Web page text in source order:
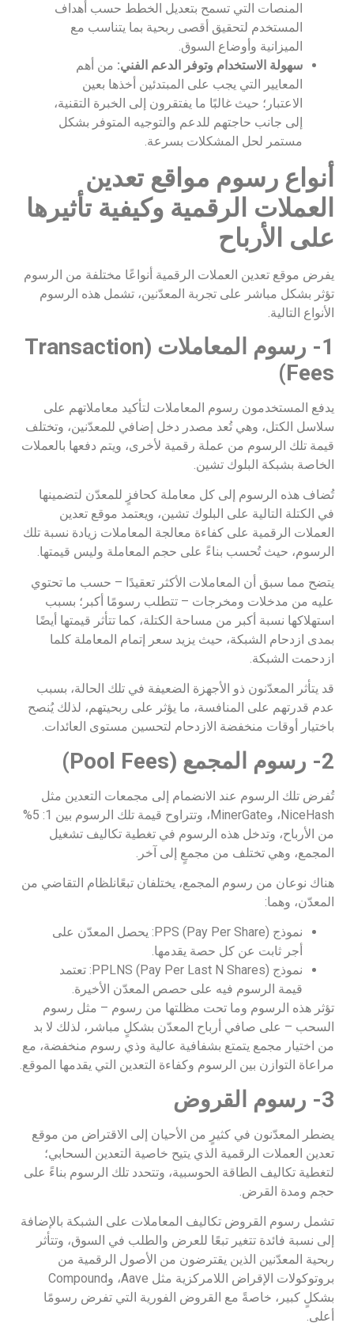
المنصات التي تسمح بتعديل الخطط حسب أهداف
المستخدم لتحقيق أقصى ربحية بما يتناسب مع
الميزانية وأوضاع السوق.
سهولة الاستخدام وتوفر الدعم الفني: من أهم
المعايير التي يجب على المبتدئين أخذها بعين
الاعتبار؛ حيث غالبًا ما يفتقرون إلى الخبرة التقنية،
إلى جانب حاجتهم للدعم والتوجيه المتوفر بشكل
مستمر لحل المشكلات بسرعة.
أنواع رسوم مواقع تعدين
العملات الرقمية وكيفية تأثيرها
على الأرباح
يفرض موقع تعدين العملات الرقمية أنواعًا مختلفة من الرسوم
تؤثر بشكل مباشر على تجربة المعدّنين، تشمل هذه الرسوم
الأنواع التالية.
1- رسوم المعاملات (Transaction
Fees)
يدفع المستخدمون رسوم المعاملات لتأكيد معاملاتهم على
سلاسل الكتل، وهي تُعد مصدر دخل إضافي للمعدّنين، وتختلف
قيمة تلك الرسوم من عملة رقمية لأخرى، ويتم دفعها بالعملات
الخاصة بشبكة البلوك تشين.
تُضاف هذه الرسوم إلى كل معاملة كحافزٍ للمعدّن لتضمينها
في الكتلة التالية على البلوك تشين، ويعتمد موقع تعدين
العملات الرقمية على كفاءة معالجة المعاملات زيادة نسبة تلك
الرسوم، حيث تُحسب بناءً على حجم المعاملة وليس قيمتها.
يتضح مما سبق أن المعاملات الأكثر تعقيدًا – حسب ما تحتوي
عليه من مدخلات ومخرجات – تتطلب رسومًا أكبر؛ بسبب
استهلاكها نسبة أكبر من مساحة الكتلة، كما تتأثر قيمتها أيضًا
بمدى ازدحام الشبكة، حيث يزيد سعر إتمام المعاملة كلما
ازدحمت الشبكة.
قد يتأثر المعدّنون ذو الأجهزة الضعيفة في تلك الحالة، بسبب
عدم قدرتهم على المنافسة، ما يؤثر على ربحيتهم، لذلك يُنصح
باختيار أوقات منخفضة الازدحام لتحسين مستوى العائدات.
2- رسوم المجمع (Pool Fees)
تُفرض تلك الرسوم عند الانضمام إلى مجمعات التعدين مثل
NiceHash، وMinerGate، وتتراوح قيمة تلك الرسوم بين 1: 5%
من الأرباح، وتدخل هذه الرسوم في تغطية تكاليف تشغيل
المجمع، وهي تختلف من مجمعٍ إلى آخر.
هناك نوعان من رسوم المجمع، يختلفان تبعًانلظام التقاضي من
المعدّن، وهما:
نموذج (PPS (Pay Per Share: يحصل المعدّن على
أجر ثابت عن كل حصة يقدمها.
نموذج (PPLNS (Pay Per Last N Shares: تعتمد
قيمة الرسوم فيه على حصص المعدّن الأخيرة.
تؤثر هذه الرسوم وما تحت مظلتها من رسوم – مثل رسوم
السحب – على صافي أرباح المعدّن بشكلٍ مباشر، لذلك لا بد
من اختيار مجمع يتمتع بشفافية عالية وذي رسوم منخفضة، مع
مراعاة التوازن بين الرسوم وكفاءة التعدين التي يقدمها الموقع.
3- رسوم القروض
يضطر المعدّنون في كثيرٍ من الأحيان إلى الاقتراض من موقع
تعدين العملات الرقمية الذي يتيح خاصية التعدين السحابي؛
لتغطية تكاليف الطاقة الحوسبية، وتتحدد تلك الرسوم بناءً على
حجم ومدة القرض.
تشمل رسوم القروض تكاليف المعاملات على الشبكة بالإضافة
إلى نسبة فائدة تتغير تبعًا للعرض والطلب في السوق، وتتأثر
ربحية المعدّنين الذين يقترضون من الأصول الرقمية من
بروتوكولات الإقراض اللامركزية مثل Aave، وCompound
بشكلٍ كبير، خاصةً مع القروض الفورية التي تفرض رسومًا
أعلى.